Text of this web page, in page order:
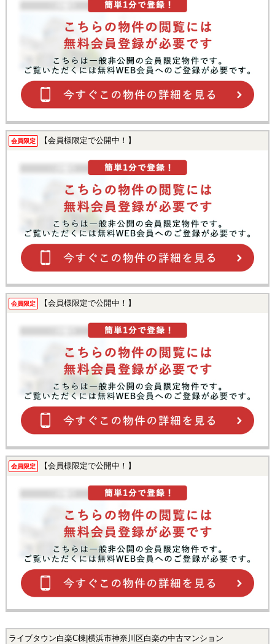
会員限定 【会員様限定で公開中！】
会員限定 【会員様限定で公開中！】
会員限定 【会員様限定で公開中！】
ライブタウン白楽C棟|横浜市神奈川区白楽の中古マンション